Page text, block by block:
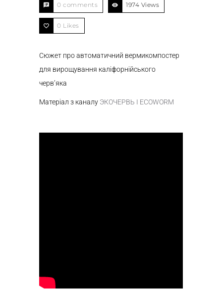
0 comments 1974 Views
0 Likes
Сюжет про автоматичний вермикомпостер
для вирощування каліфорнійського
черв’яка
Матеріал з каналу ЭКОЧЕРВЬ I ECOWORM